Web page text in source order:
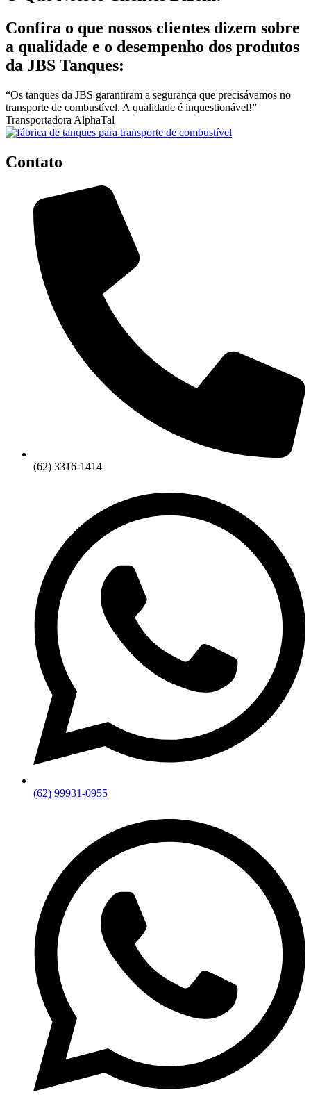
Confira o que nossos clientes dizem sobre
a qualidade e o desempenho dos produtos
da JBS Tanques:
“Os tanques da JBS garantiram a segurança que precisávamos no
transporte de combustível. A qualidade é inquestionável!”
Transportadora AlphaTal
Contato
(62) 3316-1414
(62) 99931-0955